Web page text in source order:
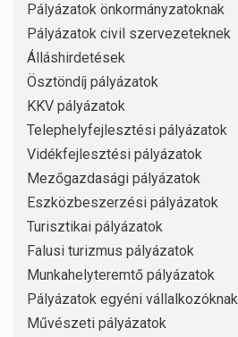
Pályázatok önkormányzatoknak
Pályázatok civil szervezeteknek
Álláshirdetések
Ösztöndíj pályázatok
KKV pályázatok
Telephelyfejlesztési pályázatok
Vidékfejlesztési pályázatok
Mezőgazdasági pályázatok
Eszközbeszerzési pályázatok
Turisztikai pályázatok
Falusi turizmus pályázatok
Munkahelyteremtő pályázatok
Pályázatok egyéni vállalkozóknak
Művészeti pályázatok